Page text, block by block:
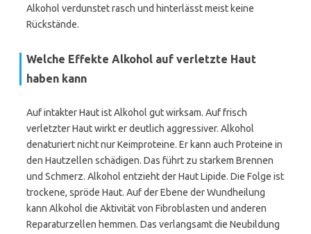
Alkohol verdunstet rasch und hinterlässt meist keine
Rückstände.
Welche Effekte Alkohol auf verletzte Haut
haben kann
Auf intakter Haut ist Alkohol gut wirksam. Auf frisch
verletzter Haut wirkt er deutlich aggressiver. Alkohol
denaturiert nicht nur Keimproteine. Er kann auch Proteine in
den Hautzellen schädigen. Das führt zu starkem Brennen
und Schmerz. Alkohol entzieht der Haut Lipide. Die Folge ist
trockene, spröde Haut. Auf der Ebene der Wundheilung
kann Alkohol die Aktivität von Fibroblasten und anderen
Reparaturzellen hemmen. Das verlangsamt die Neubildung